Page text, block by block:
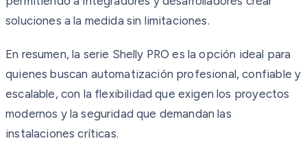
soluciones a la medida sin limitaciones.
En resumen, la serie Shelly PRO es la opción ideal para
quienes buscan automatización profesional, confiable y
escalable, con la flexibilidad que exigen los proyectos
modernos y la seguridad que demandan las
instalaciones críticas.